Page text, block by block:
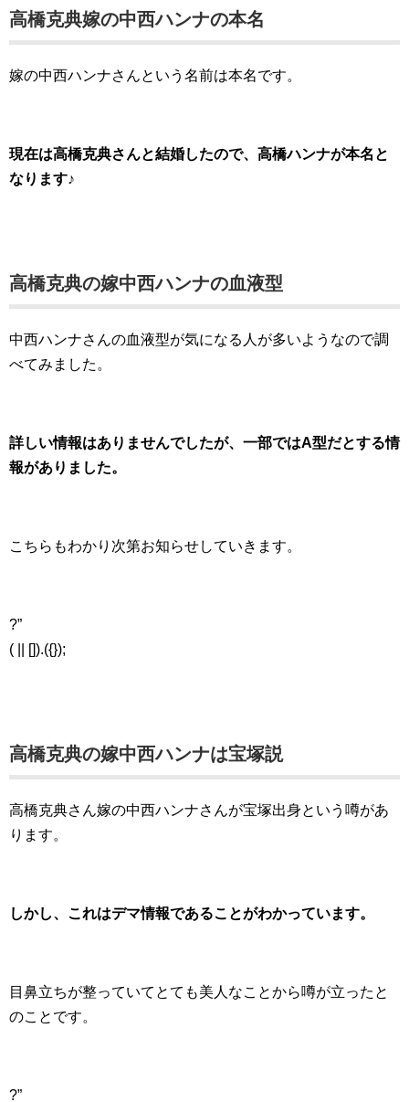
高橋克典嫁の中西ハンナの本名
嫁の中西ハンナさんという名前は本名です。
現在は高橋克典さんと結婚したので、高橋ハンナが本名と
なります♪
高橋克典の嫁中西ハンナの血液型
中西ハンナさんの血液型が気になる人が多いようなので調
べてみました。
詳しい情報はありませんでしたが、一部ではA型だとする情
報がありました。
こちらもわかり次第お知らせしていきます。
?”
( || []).({});
高橋克典の嫁中西ハンナは宝塚説
高橋克典さん嫁の中西ハンナさんが宝塚出身という噂があ
ります。
しかし、これはデマ情報であることがわかっています。
目鼻立ちが整っていてとても美人なことから噂が立ったと
のことです。
?”